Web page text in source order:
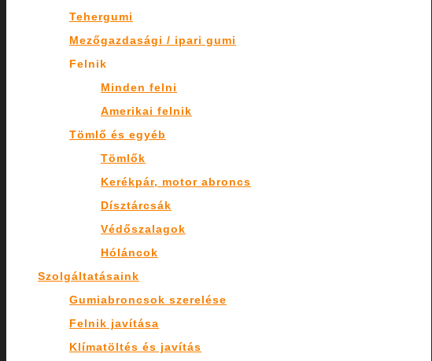
Tehergumi
Mezőgazdasági / ipari gumi
Felnik
Minden felni
Amerikai felnik
Tömlő és egyéb
Tömlők
Kerékpár, motor abroncs
Dísztárcsák
Védőszalagok
Hóláncok
Szolgáltatásaink
Gumiabroncsok szerelése
Felnik javítása
Klímatöltés és javítás